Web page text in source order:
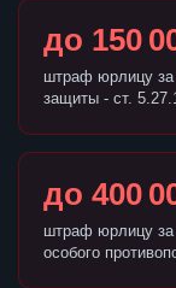
до 150
штраф юрлицу за
защиты - ст.
до 400
штраф юрлицу за
особого